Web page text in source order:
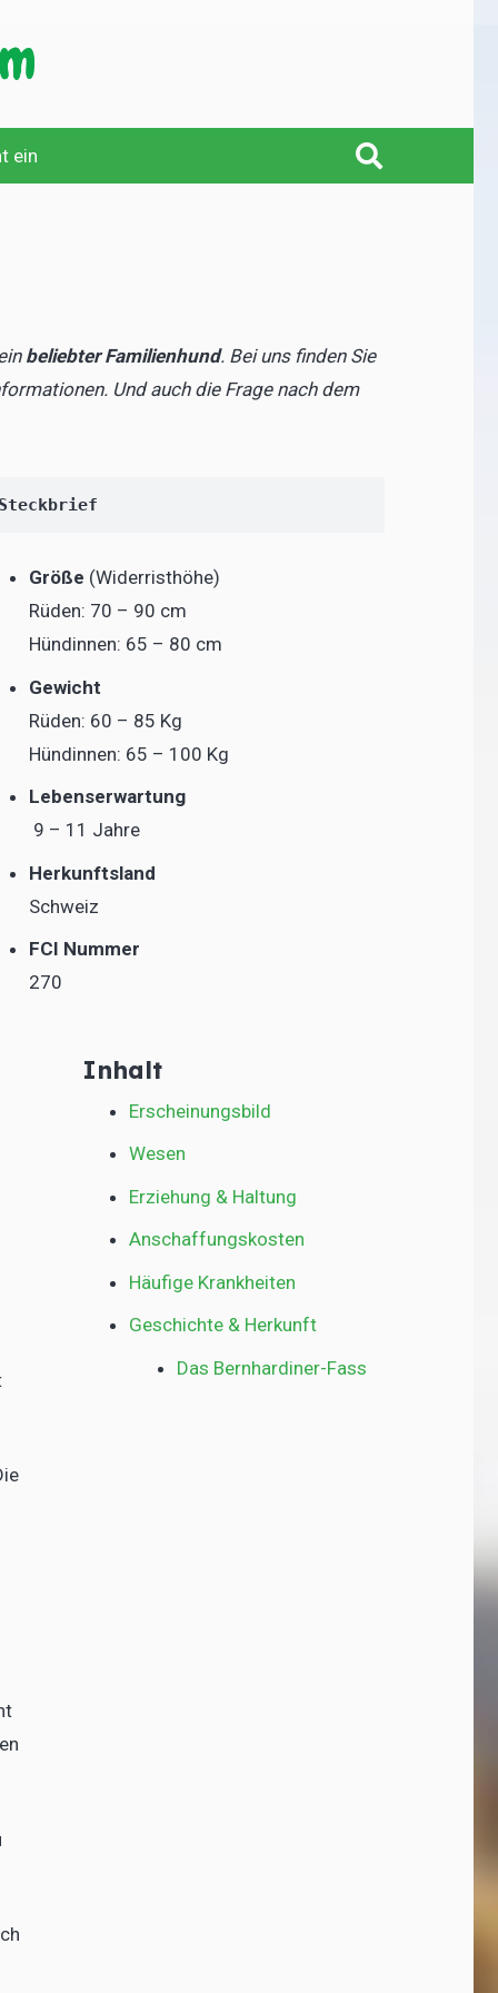
ein
beliebter Familienhund. Bei uns finden Sie
Und auch die Frage nach dem
Größe (Widerristhöhe)
Rüden: 70 – 90 cm
Hündinnen: 65 – 80 cm
Gewicht
Rüden: 60 – 85 Kg
Hündinnen: 65 – 100 Kg
Lebenserwartung
9 – 11 Jahre
Herkunftsland
Schweiz
FCI Nummer
270
Inhalt
Erscheinungsbild
Wesen
Erziehung & Haltung
Anschaffungskosten
Häufige Krankheiten
Geschichte & Herkunft
Das Bernhardiner-Fass